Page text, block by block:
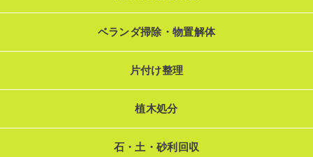
ベランダ掃除・物置解体
片付け整理
植木処分
石・土・砂利回収